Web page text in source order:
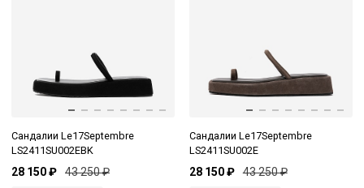
Сандалии Le17Septembre
LS2411SU002EBK
28 150 ₽ 43 250 ₽
Сандалии Le17Septembre
LS2411SU002E
28 150 ₽ 43 250 ₽